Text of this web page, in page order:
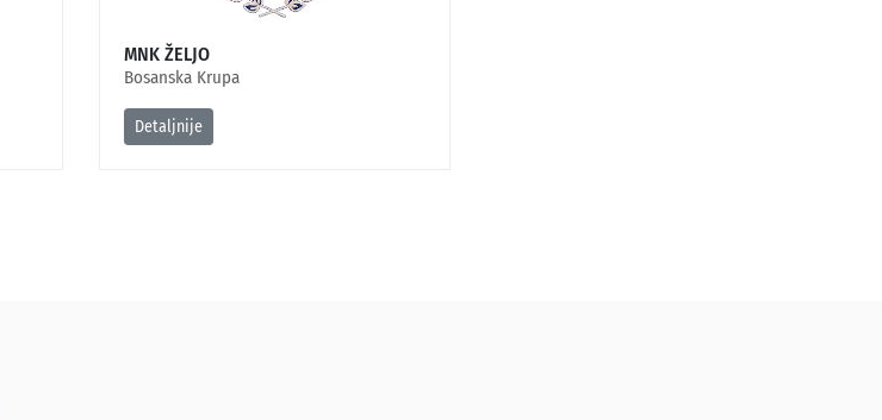
MNK ŽELJO
Bosanska Krupa
Detaljnije